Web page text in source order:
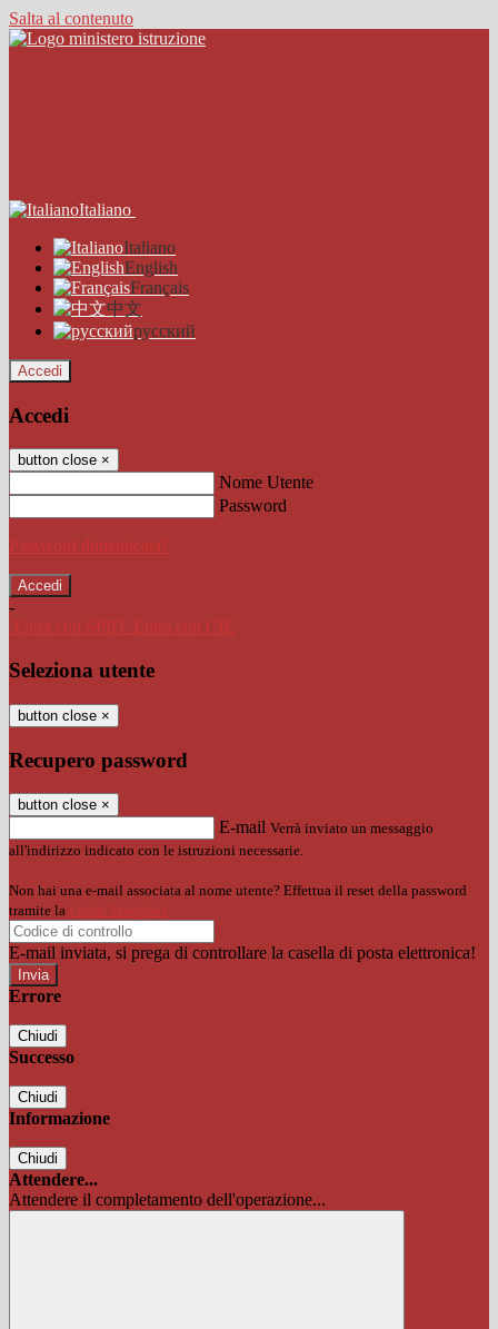
Salta al contenuto
Italiano
Italiano
English
Français
中文
русский
Accedi
Accedi
button close ×
Nome Utente
Password
Password dimenticata?
-
Entra con SPID
Entra con CIE
Seleziona utente
button close ×
Recupero password
button close ×
E-mail Verrà inviato un messaggio
all'indirizzo indicato con le istruzioni necessarie.
Non hai una e-mail associata al nome utente? Effettua il reset della password
tramite la Login Spaggiari
E-mail inviata, si prega di controllare la casella di posta elettronica!
Errore
Chiudi
Successo
Chiudi
Informazione
Chiudi
Attendere...
Attendere il completamento dell'operazione...